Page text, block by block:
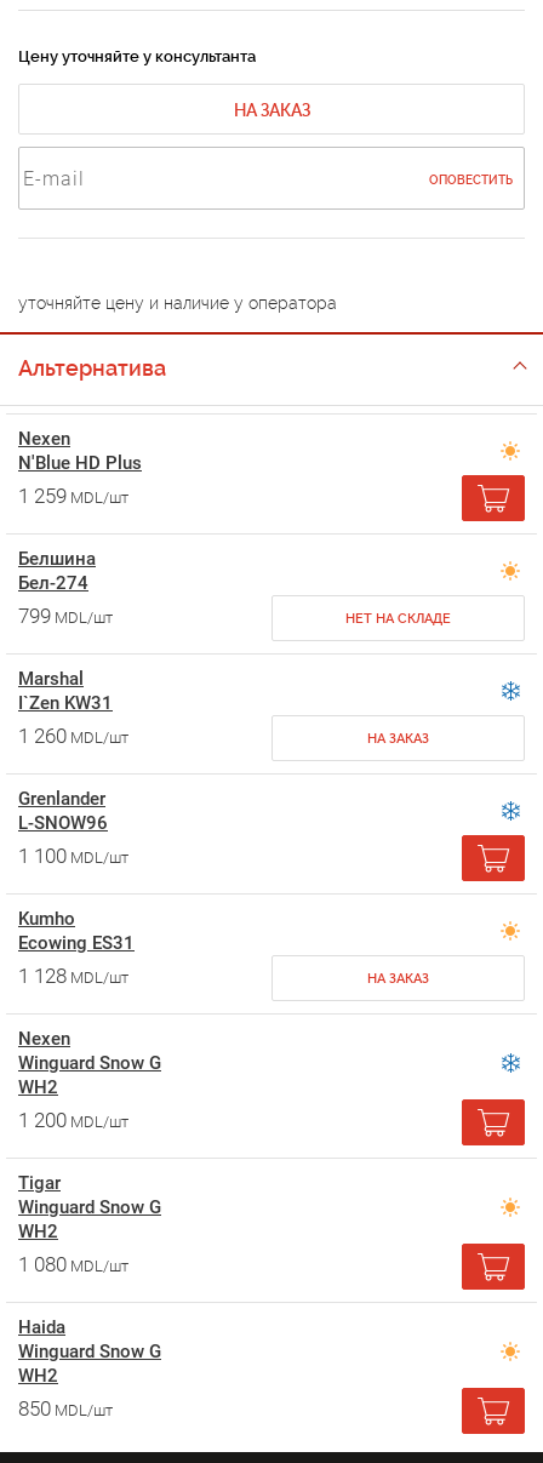
Цену уточняйте у консультанта
НА ЗАКАЗ
ОПОВЕСТИТЬ
уточняйте цену и наличие у оператора
Альтернатива
Nexen
N'Blue HD Plus
1 259 MDL/шт
Белшина
Бел-274
799 MDL/шт НЕТ НА СКЛАДЕ
Marshal
I`Zen KW31
1 260 MDL/шт НА ЗАКАЗ
Grenlander
L-SNOW96
1 100 MDL/шт
Kumho
Ecowing ES31
1 128 MDL/шт НА ЗАКАЗ
Nexen
Winguard Snow G
WH2
1 200 MDL/шт
Tigar
Winguard Snow G
WH2
1 080 MDL/шт
Haida
Winguard Snow G
WH2
850 MDL/шт